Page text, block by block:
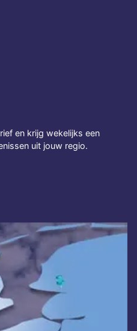
en krijg wekelijks een
uit jouw regio.